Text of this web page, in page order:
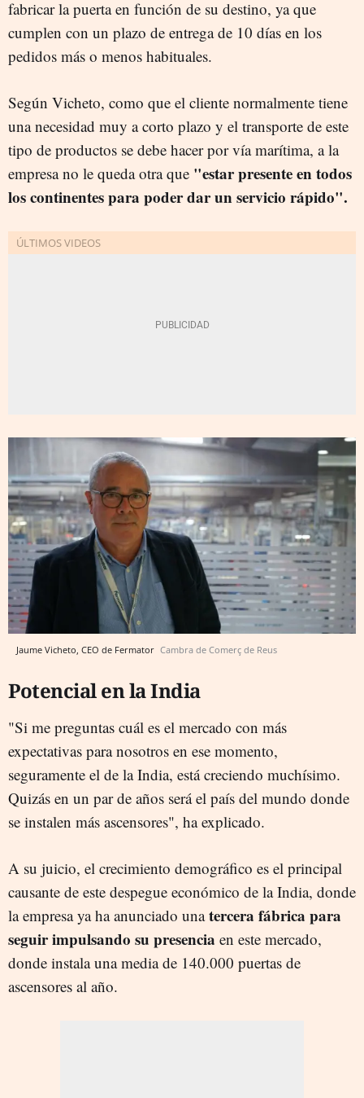
fabricar la puerta en función de su destino, ya que
cumplen con un plazo de entrega de 10 días en los
pedidos más o menos habituales.
Según Vicheto, como que el cliente normalmente tiene
una necesidad muy a corto plazo y el transporte de este
tipo de productos se debe hacer por vía marítima, a la
empresa no le queda otra que "estar presente en todos
los continentes para poder dar un servicio rápido".
Jaume Vicheto, CEO de Fermator Cambra de Comerç de Reus
Potencial en la India
"Si me preguntas cuál es el mercado con más
expectativas para nosotros en ese momento,
seguramente el de la India, está creciendo muchísimo.
Quizás en un par de años será el país del mundo donde
se instalen más ascensores", ha explicado.
A su juicio, el crecimiento demográfico es el principal
causante de este despegue económico de la India, donde
la empresa ya ha anunciado unatercera fábrica para
seguir impulsando su presencia en este mercado,
donde instala una media de 140.000 puertas de
ascensores al año.